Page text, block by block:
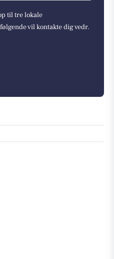
til tre lokale
vil kontakte dig vedr.